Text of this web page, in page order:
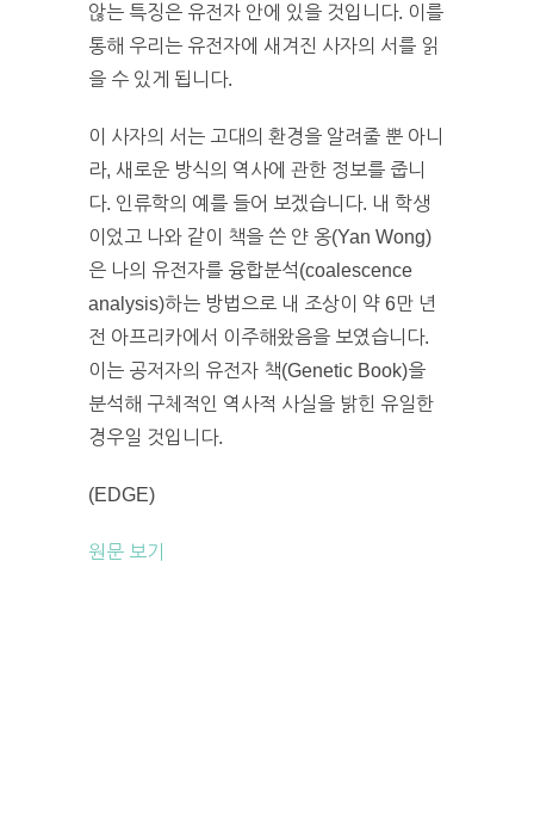
않는 특징은 유전자 안에 있을 것입니다. 이를
통해 우리는 유전자에 새겨진 사자의 서를 읽
을 수 있게 됩니다.
이 사자의 서는 고대의 환경을 알려줄 뿐 아니
라, 새로운 방식의 역사에 관한 정보를 줍니
다. 인류학의 예를 들어 보겠습니다. 내 학생
이었고 나와 같이 책을 쓴 얀 옹(Yan Wong)
은 나의 유전자를 융합분석(coalescence
analysis)하는 방법으로 내 조상이 약 6만 년
전 아프리카에서 이주해왔음을 보였습니다.
이는 공저자의 유전자 책(Genetic Book)을
분석해 구체적인 역사적 사실을 밝힌 유일한
경우일 것입니다.
(EDGE)
원문 보기